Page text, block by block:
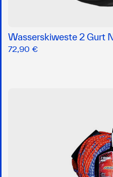
Wasserskiweste 2 Gurt
72,90 €